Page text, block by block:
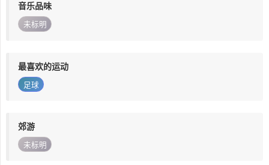
音乐品味
未标明
最喜欢的运动
足球
郊游
未标明